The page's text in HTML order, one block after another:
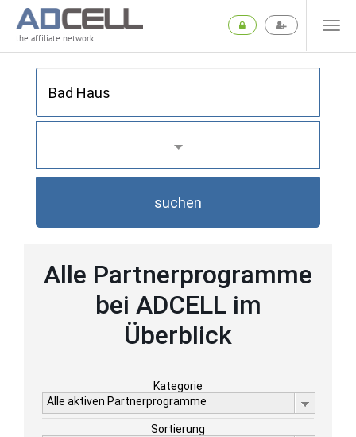
the affiliate network
suchen
Alle Partnerprogramme
bei ADCELL im
Überblick
Kategorie
Alle aktiven Partnerprogramme
Sortierung